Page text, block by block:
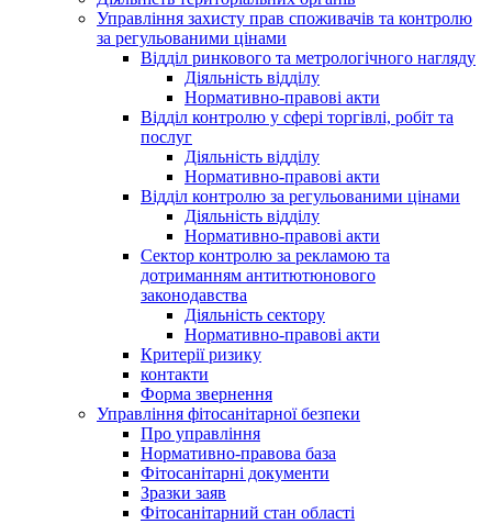
Управління захисту прав споживачів та контролю
за регульованими цінами
Відділ ринкового та метрологічного нагляду
Діяльність відділу
Нормативно-правові акти
Відділ контролю у сфері торгівлі, робіт та
послуг
Діяльність відділу
Нормативно-правові акти
Відділ контролю за регульованими цінами
Діяльність відділу
Нормативно-правові акти
Сектор контролю за рекламою та
дотриманням антитютюнового
законодавства
Діяльність сектору
Нормативно-правові акти
Критерії ризику
контакти
Форма звернення
Управління фітосанітарної безпеки
Про управління
Нормативно-правова база
Фітосанітарні документи
Зразки заяв
Фітосанітарний стан області